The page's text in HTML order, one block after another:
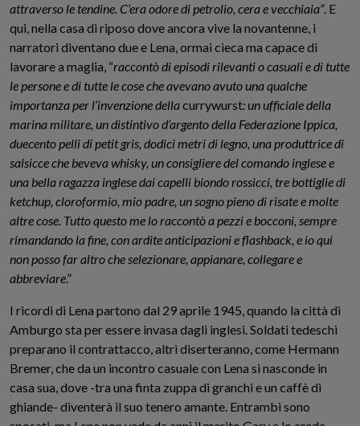
attraverso le tendine. C’era odore di petrolio, cera e vecchiaia”. E
qui, nella casa di riposo dove ancora vive la novantenne, i
narratori diventano due e Lena, ormai cieca ma capace di
lavorare a maglia, “raccontò di episodi rilevanti o casuali e di tutte
le persone e di tutte le cose che avevano avuto una qualche
importanza per l’invenzione dellacurrywurst: un ufficiale della
marina militare, un distintivo d’argento della Federazione Ippica,
duecento pelli di petit gris, dodici metri di legno, una produttrice di
salsicce che beveva whisky, un consigliere del comando inglese e
una bella ragazza inglese dai capelli biondo rossicci, tre bottiglie di
ketchup, cloroformio, mio padre, un sogno pieno di risate e molte
altre cose. Tutto questo me lo raccontò a pezzi e bocconi, sempre
rimandando la fine, con ardite anticipazioni e flashback, e io qui
non posso far altro che selezionare, appianare, collegare e
abbreviare.”
I ricordi di Lena partono dal 29 aprile 1945, quando la città di
Amburgo sta per essere invasa dagli inglesi. Soldati tedeschi
preparano il contrattacco, altri diserteranno, come Hermann
Bremer, che da un incontro casuale con Lena si nasconde in
casa sua, dove -tra una finta zuppa di granchi e un caffè di
ghiande- diventerà il suo tenero amante. Entrambi sono